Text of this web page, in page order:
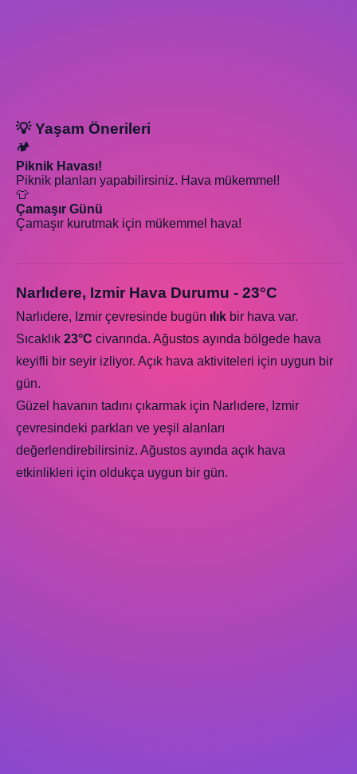
💡 Yaşam Önerileri
🏕️
Piknik Havası!
Piknik planları yapabilirsiniz. Hava mükemmel!
👕
Çamaşır Günü
Çamaşır kurutmak için mükemmel hava!
Narlıdere, Izmir Hava Durumu - 23°C
Narlıdere, Izmir çevresinde bugün ılık bir hava var.
Sıcaklık 23°C civarında. Ağustos ayında bölgede hava
keyifli bir seyir izliyor. Açık hava aktiviteleri için uygun bir
gün.
Güzel havanın tadını çıkarmak için Narlıdere, Izmir
çevresindeki parkları ve yeşil alanları
değerlendirebilirsiniz. Ağustos ayında açık hava
etkinlikleri için oldukça uygun bir gün.